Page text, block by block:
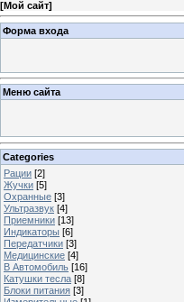
[Мой сайт]
Форма входа
Меню сайта
Categories
Рации [2]
Жучки [5]
Охранные [3]
Ультразвук [4]
Приемники [13]
Индикаторы [6]
Передатчики [3]
Медицинские [4]
В Автомобиль [16]
Катушки тесла [8]
Блоки питания [3]